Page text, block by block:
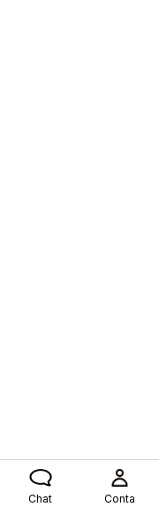
Chat Conta